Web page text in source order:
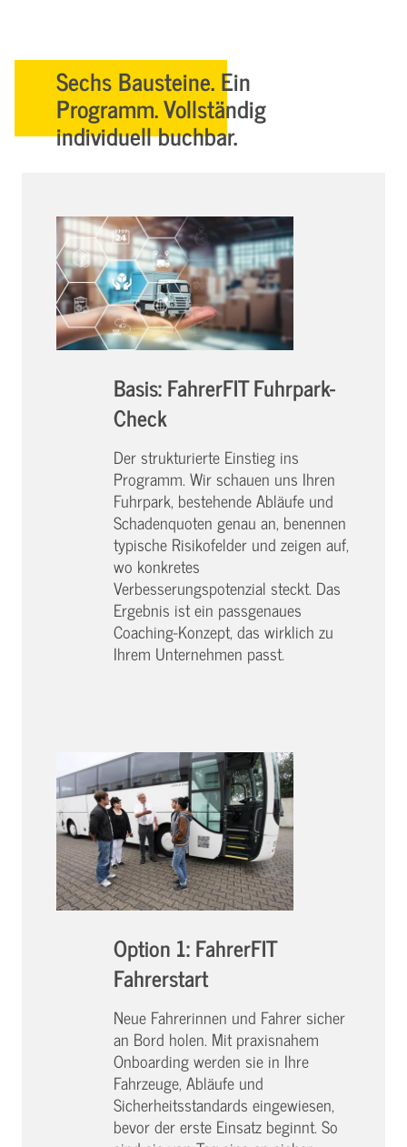
Sechs Bausteine. Ein
Programm. Vollständig
individuell buchbar.
Basis: FahrerFIT Fuhrpark-
Check
Der strukturierte Einstieg ins
Programm. Wir schauen uns Ihren
Fuhrpark, bestehende Abläufe und
Schadenquoten genau an, benennen
typische Risikofelder und zeigen auf,
wo konkretes
Verbesserungspotenzial steckt. Das
Ergebnis ist ein passgenaues
Coaching-Konzept, das wirklich zu
Ihrem Unternehmen passt.
Option 1: FahrerFIT
Fahrerstart
Neue Fahrerinnen und Fahrer sicher
an Bord holen. Mit praxisnahem
Onboarding werden sie in Ihre
Fahrzeuge, Abläufe und
Sicherheitsstandards eingewiesen,
bevor der erste Einsatz beginnt. So